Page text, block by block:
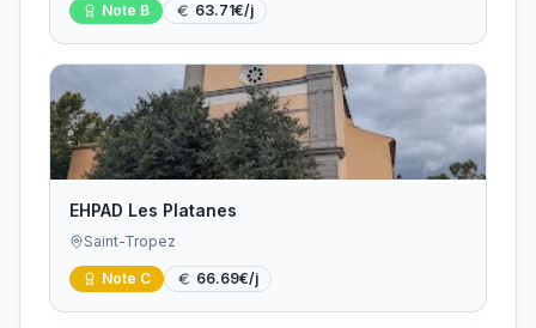
Note B 63.71€/j
EHPAD Les Platanes
Saint-Tropez
Note C 66.69€/j